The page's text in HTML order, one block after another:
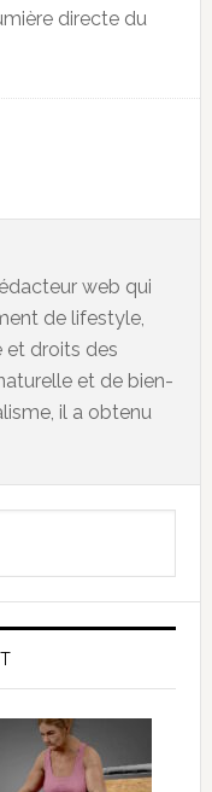
directe du
web qui
de lifestyle,
et droits des
et de bien-
il a obtenu